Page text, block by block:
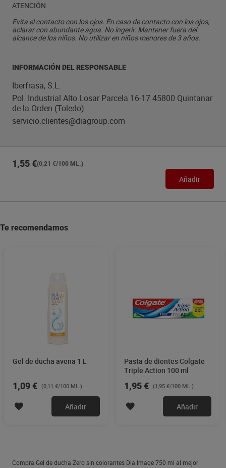
ATENCIÓN
Evita el contacto con los ojos. En caso de contacto con los ojos,
aclarar con abundante agua. No ingerir. Mantener fuera del
alcance de los niños. No utilizar en niños menores de 3 años.
INFORMACIÓN DEL RESPONSABLE
Iberfrasa, S.L.
Pol. Industrial Alto Losar Parcela 16-17 45800 Quintanar
de la Orden (Toledo)
servicio.clientes@diagroup.com
1,55 €(0,21 €/100 ML.)
Añadir
Te recomendamos
Gel de ducha avena 1 L
1,09 € (0,11 €/100 ML.)
Añadir
Pasta de dientes Colgate
Triple Action 100 ml
1,95 € (1,95 €/100 ML.)
Añadir
Compra Gel de ducha Zero sin colorantes Dia Imaqe 750 ml al mejor